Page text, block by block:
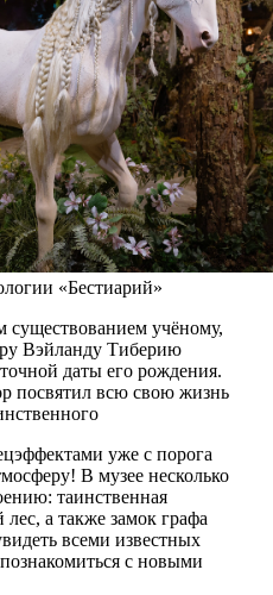
«Бестиарий»
существованием учёному,
Вэйланду Тиберию
даты его рождения.
посвятил всю свою жизнь
уже с порога
В музее несколько
таинственная
а также замок графа
всеми известных
с новыми